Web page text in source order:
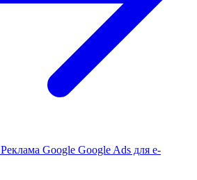
Реклама Google Google Ads для e-